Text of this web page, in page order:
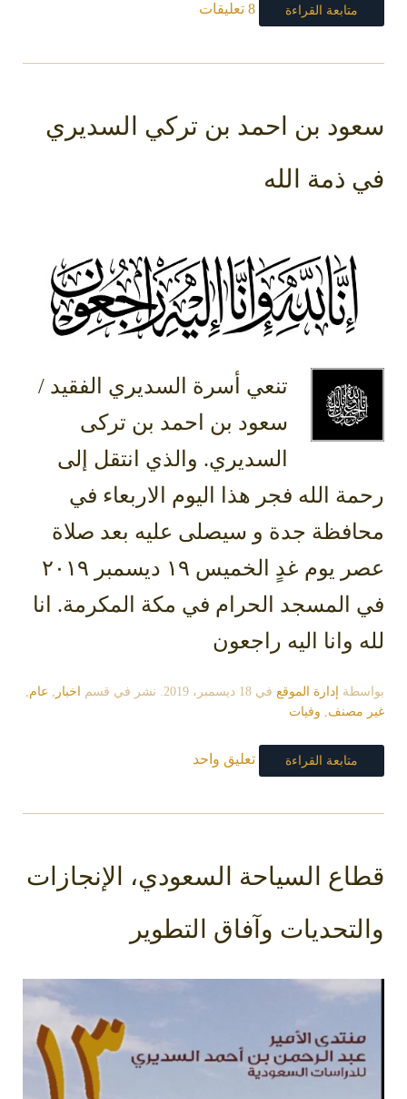
متابعة القراءة 8 تعليقات
سعود بن احمد بن تركي السديري
في ذمة الله
تنعي أسرة السديري الفقيد /
سعود بن احمد بن تركى
السديري. والذي انتقل إلى
رحمة الله فجر هذا اليوم الاربعاء في
محافظة جدة و سيصلى عليه بعد صلاة
عصر يوم غدٍ الخميس ١٩ ديسمبر ٢٠١٩
في المسجد الحرام في مكة المكرمة. انا
لله وانا اليه راجعون
بواسطة إدارة الموقع في 18 ديسمبر، 2019 . نشر في قسم اخبار عام
غير مصنف
وفيات
متابعة القراءة تعليق واحد
قطاع السياحة السعودي، الإنجازات
والتحديات وآفاق التطوير